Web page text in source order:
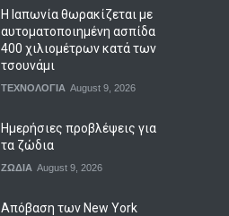
Η Ιαπωνία θωρακίζεται με
αυτοματοποιημένη ασπίδα
400 χιλιομέτρων κατά των
τσουνάμι
ΤΕΧΝΟΛΟΓΙΑ August 9, 2026
Ημερήσιες προβλέψεις για
τα ζώδια
ΖΩΔΙΑ August 9, 2026
Απόβαση των New York